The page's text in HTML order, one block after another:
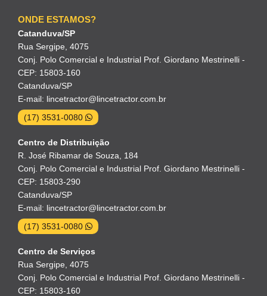
ONDE ESTAMOS?
Catanduva/SP
Rua Sergipe, 4075
Conj. Polo Comercial e Industrial Prof. Giordano Mestrinelli -
CEP: 15803-160
Catanduva/SP
E-mail: lincetractor@lincetractor.com.br
(17) 3531-0080
Centro de Distribuição
R. José Ribamar de Souza, 184
Conj. Polo Comercial e Industrial Prof. Giordano Mestrinelli -
CEP: 15803-290
Catanduva/SP
E-mail: lincetractor@lincetractor.com.br
(17) 3531-0080
Centro de Serviços
Rua Sergipe, 4075
Conj. Polo Comercial e Industrial Prof. Giordano Mestrinelli -
CEP: 15803-160